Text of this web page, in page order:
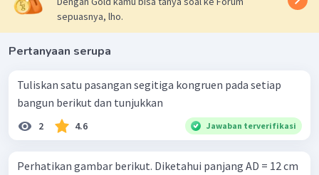
sepuasnya, lho.
Pertanyaan serupa
Tuliskan satu pasangan segitiga kongruen pada setiap
bangun berikut dan tunjukkan
2 4.6 Jawaban terverifikasi
Perhatikan gambar berikut. Diketahui panjang AD = 12 cm